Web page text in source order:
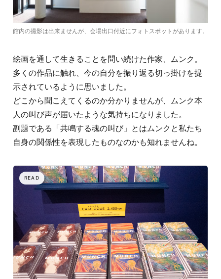
館内の撮影は出来ませんが、会場出口付近にフォトスポットがあります。
絵画を通して生きることを問い続けた作家、ムンク。
多くの作品に触れ、今の自分を振り返る切っ掛けを提
示されているように思いました。
どこから聞こえてくるのか分かりませんが、ムンク本
人の叫び声が届いたような気持ちになりました。
副題である「共鳴する魂の叫び」とはムンクと私たち
自身の関係性を表現したものなのかも知れませんね。